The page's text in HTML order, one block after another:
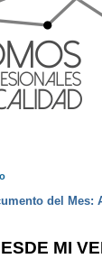
encuentra
del Mes:
MI